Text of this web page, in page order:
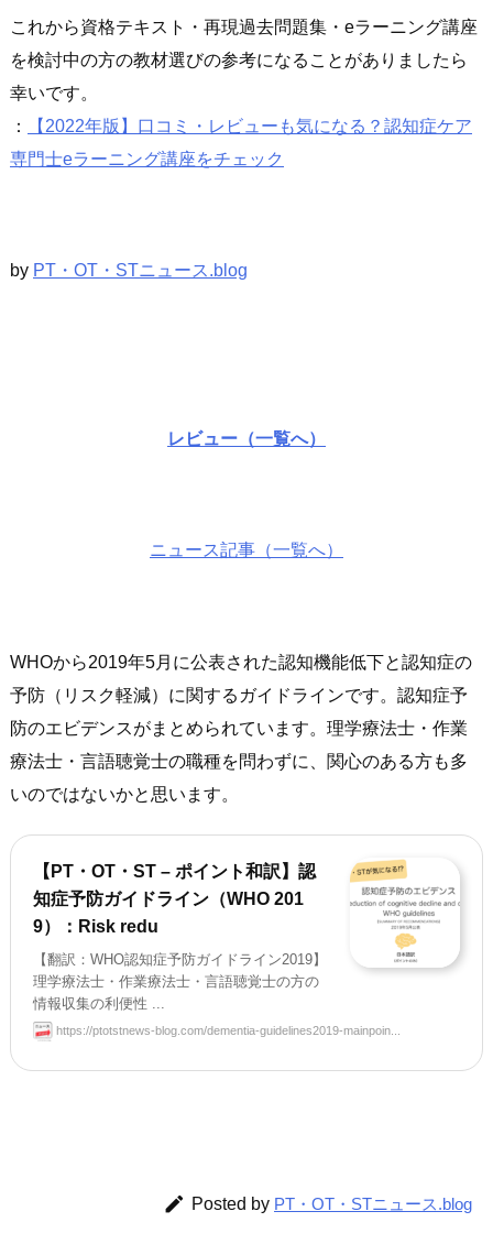
これから資格テキスト・再現過去問題集・eラーニング講座
を検討中の方の教材選びの参考になることがありましたら
幸いです。
：
【2022年版】口コミ・レビューも気になる？認知症ケア
専門士eラーニング講座をチェック
by PT・OT・STニュース.blog
レビュー（一覧へ）
ニュース記事（一覧へ）
WHOから2019年5月に公表された認知機能低下と認知症の
予防（リスク軽減）に関するガイドラインです。認知症予
防のエビデンスがまとめられています。理学療法士・作業
療法士・言語聴覚士の職種を問わずに、関心のある方も多
いのではないかと思います。
【PT・OT・ST – ポイント和訳】認
知症予防ガイドライン（WHO 201
9）：Risk redu
【翻訳：WHO認知症予防ガイドライン2019】
理学療法士・作業療法士・言語聴覚士の方の
情報収集の利便性 ...
https://ptotstnews-blog.com/dementia-guidelines2019-mainpoin...
 Posted by PT・OT・STニュース.blog